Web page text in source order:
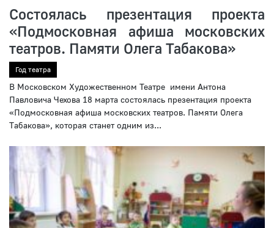
Состоялась презентация проекта
«Подмосковная афиша московских
театров. Памяти Олега Табакова»
Год театра
В Московском Художественном Театре имени Антона
Павловича Чехова 18 марта состоялась презентация проекта
«Подмосковная афиша московских театров. Памяти Олега
Табакова», которая станет одним из...